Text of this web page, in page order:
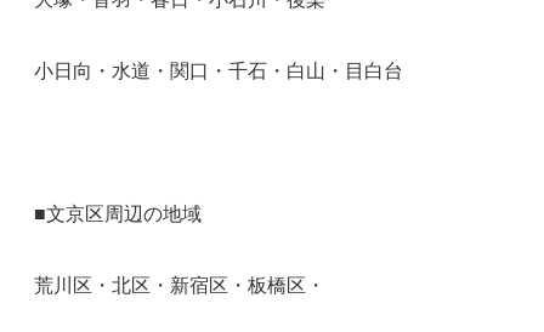
小日向・水道・関口・千石・白山・目白台
■文京区周辺の地域
荒川区・北区・新宿区・板橋区・